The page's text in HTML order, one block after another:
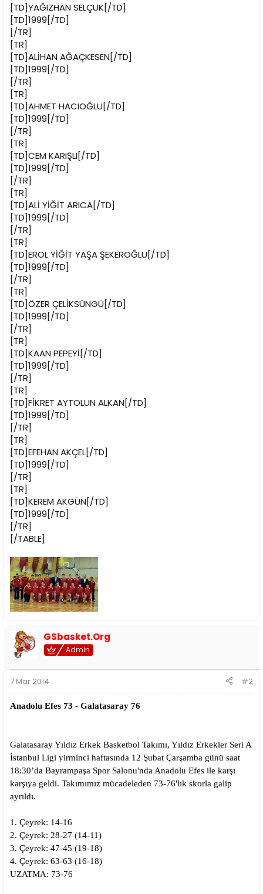
[TD]YAĞIZHAN SELÇUK[/TD]
[TD]1999[/TD]
[/TR]
[TR]
[TD]ALİHAN AĞAÇKESEN[/TD]
[TD]1999[/TD]
[/TR]
[TR]
[TD]AHMET HACIOĞLU[/TD]
[TD]1999[/TD]
[/TR]
[TR]
[TD]CEM KARIŞLI[/TD]
[TD]1999[/TD]
[/TR]
[TR]
[TD]ALİ YİĞİT ARICA[/TD]
[TD]1999[/TD]
[/TR]
[TR]
[TD]EROL YİĞİT YAŞA ŞEKEROĞLU[/TD]
[TD]1999[/TD]
[/TR]
[TR]
[TD]ÖZER ÇELİKSÜNGÜ[/TD]
[TD]1999[/TD]
[/TR]
[TR]
[TD]KAAN PEPEYİ[/TD]
[TD]1999[/TD]
[/TR]
[TR]
[TD]FİKRET AYTOLUN ALKAN[/TD]
[TD]1999[/TD]
[/TR]
[TR]
[TD]EFEHAN AKÇEL[/TD]
[TD]1999[/TD]
[/TR]
[TR]
[TD]KEREM AKGÜN[/TD]
[TD]1999[/TD]
[/TR]
[/TABLE]
GSbasket.Org
Admin
7 Mar 2014 #2
Anadolu Efes 73 - Galatasaray 76
Galatasaray Yıldız Erkek Basketbol Takımı, Yıldız Erkekler Seri A
İstanbul Ligi yirminci haftasında 12 Şubat Çarşamba günü saat
18:30’da Bayrampaşa Spor Salonu'nda Anadolu Efes ile karşı
karşıya geldi. Takımımız mücadeleden 73-76'lık skorla galip
ayrıldı.
1. Çeyrek: 14-16
2. Çeyrek: 28-27 (14-11)
3. Çeyrek: 47-45 (19-18)
4. Çeyrek: 63-63 (16-18)
UZATMA: 73-76